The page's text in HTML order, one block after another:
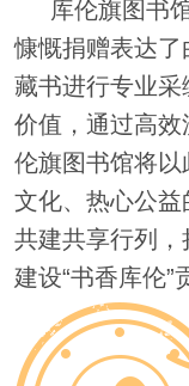
库伦旗图书馆
慷慨捐赠表达
藏书进行专业
价值，通过高
伦旗图书馆将
文化、热心公
共建共享行列
建设“书香库伦”